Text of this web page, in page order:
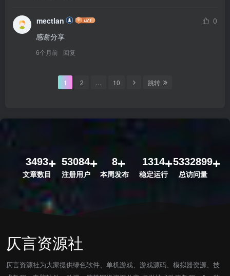
mectlan
0
感谢分享
6个月前 回复
1 2 10 跳转
3493
文章数目
53084
注册用户
8
本周发布
1314
稳定运行
5332899
总访问量
仄言资源社
仄言资源社为大家提供绿色软件、单机游戏、游戏源码、模拟器资源、技